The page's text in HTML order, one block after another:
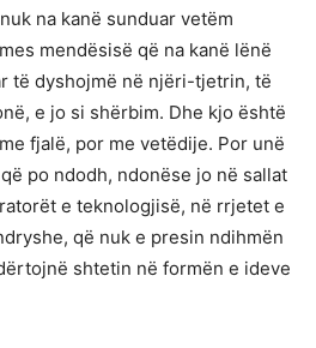
na kanë sunduar vetëm
mendësisë që na kanë lënë
të dyshojmë në njëri-tjetrin, të
e jo si shërbim. Dhe kjo është
fjalë, por me vetëdije. Por unë
po ndodh, ndonëse jo në sallat
e teknologjisë, në rrjetet e
që nuk e presin ndihmën
shtetin në formën e ideve